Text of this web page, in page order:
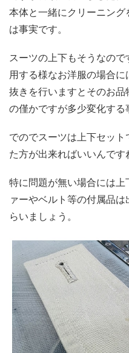
本体と一緒にクリーニン
は事実です。
スーツの上下もそうなの
用する様なお洋服の場合
抜きを行いますとそのお
の僅かですが多少変化する
でのでスーツは上下セッ
た方が出来ればいいんです
特に問題が無い場合には
ァーやベルト等の付属品
らいましょう。